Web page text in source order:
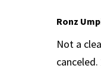
Ronz
Not a